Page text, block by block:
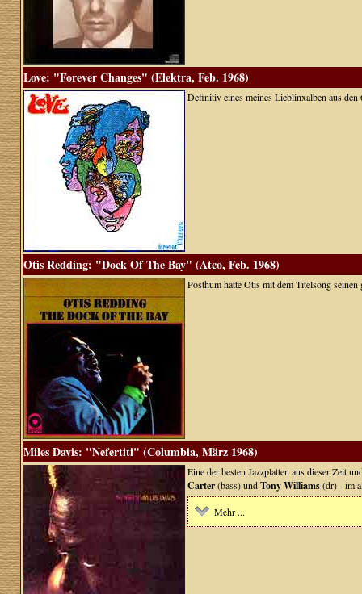
Love: "Forever Changes" (Elektra, Feb. 1968)
Definitiv eines meines Lieblinxalben aus den
Otis Redding: "Dock Of The Bay" (Atco, Feb. 1968)
Posthum hatte Otis mit dem Titelsong
Miles Davis: "Nefertiti" (Columbia, März 1968)
Eine der besten Jazzplatten aus dieser Zeit
Carter(bass) undTony Williams(dr) - im
Mehr ...